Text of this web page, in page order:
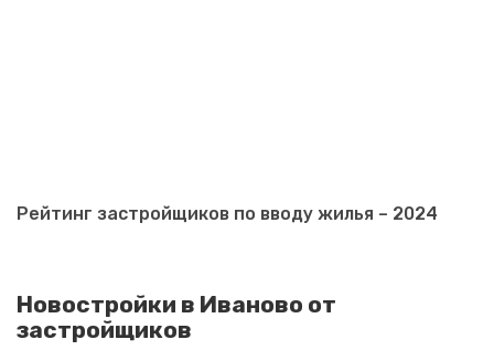
Рейтинг застройщиков по вводу жилья – 2024
Новостройки в Иваново от
застройщиков